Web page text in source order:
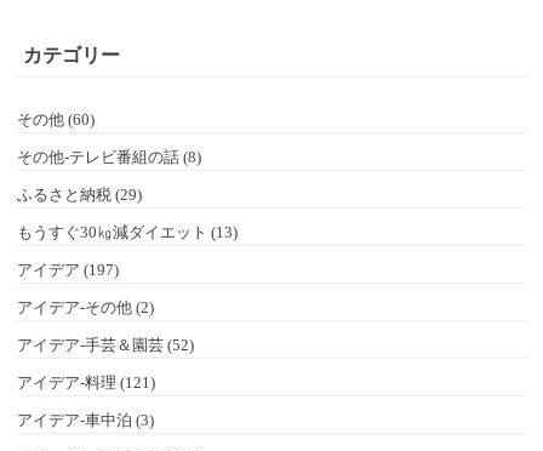
カテゴリー
その他 (60)
その他-テレビ番組の話 (8)
ふるさと納税 (29)
もうすぐ30㎏減ダイエット (13)
アイデア (197)
アイデア-その他 (2)
アイデア-手芸＆園芸 (52)
アイデア-料理 (121)
アイデア-車中泊 (3)